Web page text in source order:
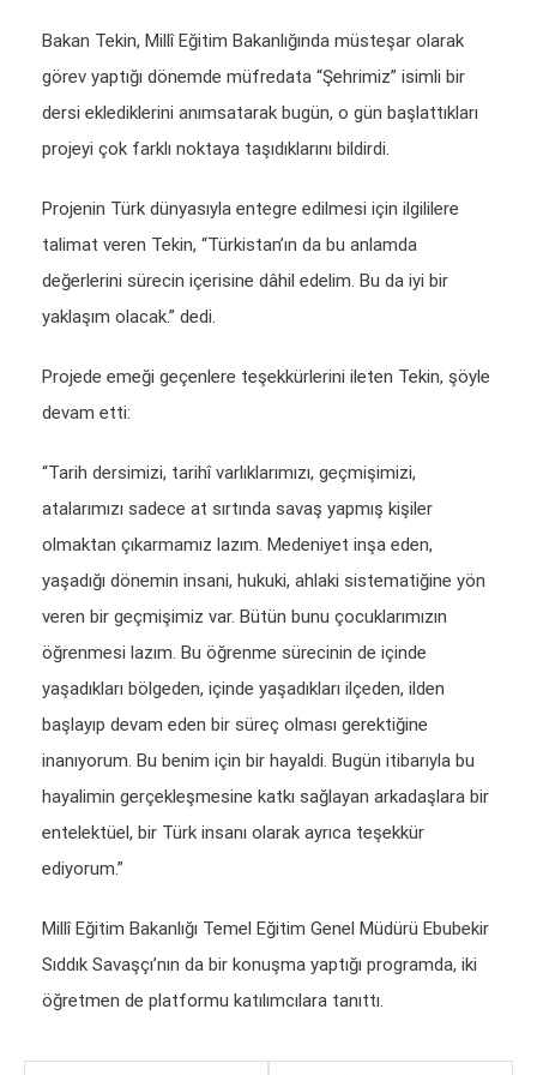
Bakan Tekin, Millî Eğitim Bakanlığında müsteşar olarak
görev yaptığı dönemde müfredata “Şehrimiz” isimli bir
dersi eklediklerini anımsatarak bugün, o gün başlattıkları
projeyi çok farklı noktaya taşıdıklarını bildirdi.
Projenin Türk dünyasıyla entegre edilmesi için ilgililere
talimat veren Tekin, “Türkistan’ın da bu anlamda
değerlerini sürecin içerisine dâhil edelim. Bu da iyi bir
yaklaşım olacak.” dedi.
Projede emeği geçenlere teşekkürlerini ileten Tekin, şöyle
devam etti:
“Tarih dersimizi, tarihî varlıklarımızı, geçmişimizi,
atalarımızı sadece at sırtında savaş yapmış kişiler
olmaktan çıkarmamız lazım. Medeniyet inşa eden,
yaşadığı dönemin insani, hukuki, ahlaki sistematiğine yön
veren bir geçmişimiz var. Bütün bunu çocuklarımızın
öğrenmesi lazım. Bu öğrenme sürecinin de içinde
yaşadıkları bölgeden, içinde yaşadıkları ilçeden, ilden
başlayıp devam eden bir süreç olması gerektiğine
inanıyorum. Bu benim için bir hayaldi. Bugün itibarıyla bu
hayalimin gerçekleşmesine katkı sağlayan arkadaşlara bir
entelektüel, bir Türk insanı olarak ayrıca teşekkür
ediyorum.”
Millî Eğitim Bakanlığı Temel Eğitim Genel Müdürü Ebubekir
Sıddık Savaşçı’nın da bir konuşma yaptığı programda, iki
öğretmen de platformu katılımcılara tanıttı.